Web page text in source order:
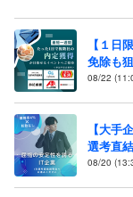
【１日
免除も
08/22
【大手
選考直
08/20